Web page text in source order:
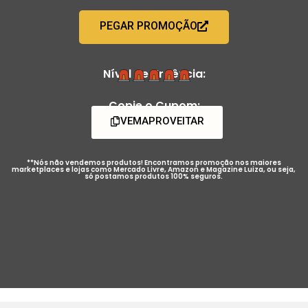
PEGAR PROMOÇÃO
Nível de Urgência:
Copie o Cupom:
VEMAPROVEITAR
**Nós não vendemos produtos! Encontramos promoção nos maiores
marketplaces e lojas como Mercado Livre, Amazon e Magazine Luiza, ou seja,
só postamos produtos 100% seguros.